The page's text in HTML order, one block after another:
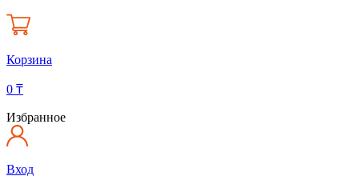
Корзина
0 ₸
Избранное
Вход